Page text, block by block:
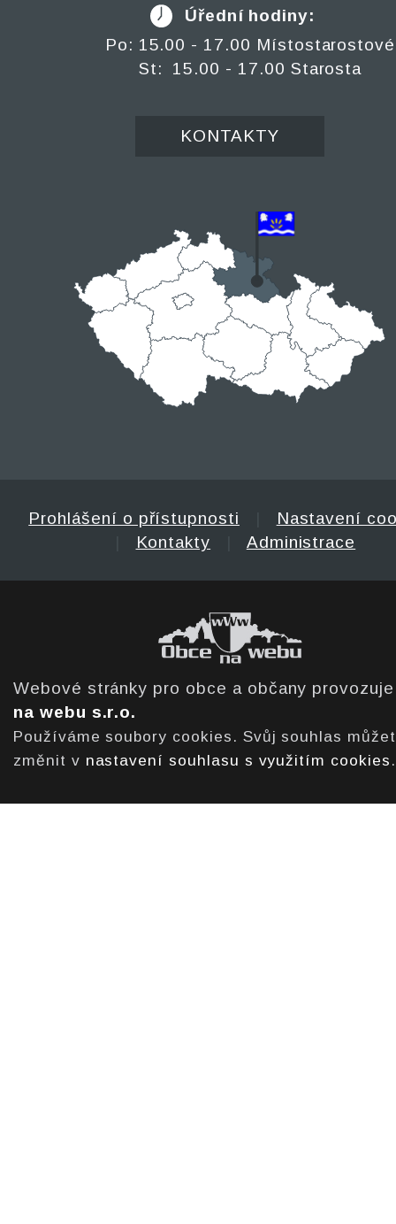
Úřední hodiny:
Po: 15.00 - 17.00 Místostarostové
St: 15.00 - 17.00 Starosta
KONTAKTY
Prohlášení o přístupnosti
Nastavení
Kontakty Administrace
Webové stránky pro obce a občany
na webu s.r.o.
Používáme soubory cookies. Svůj souhlas
změnit v nastavení souhlasu s využitím cookies .